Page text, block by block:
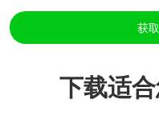
获
下载适